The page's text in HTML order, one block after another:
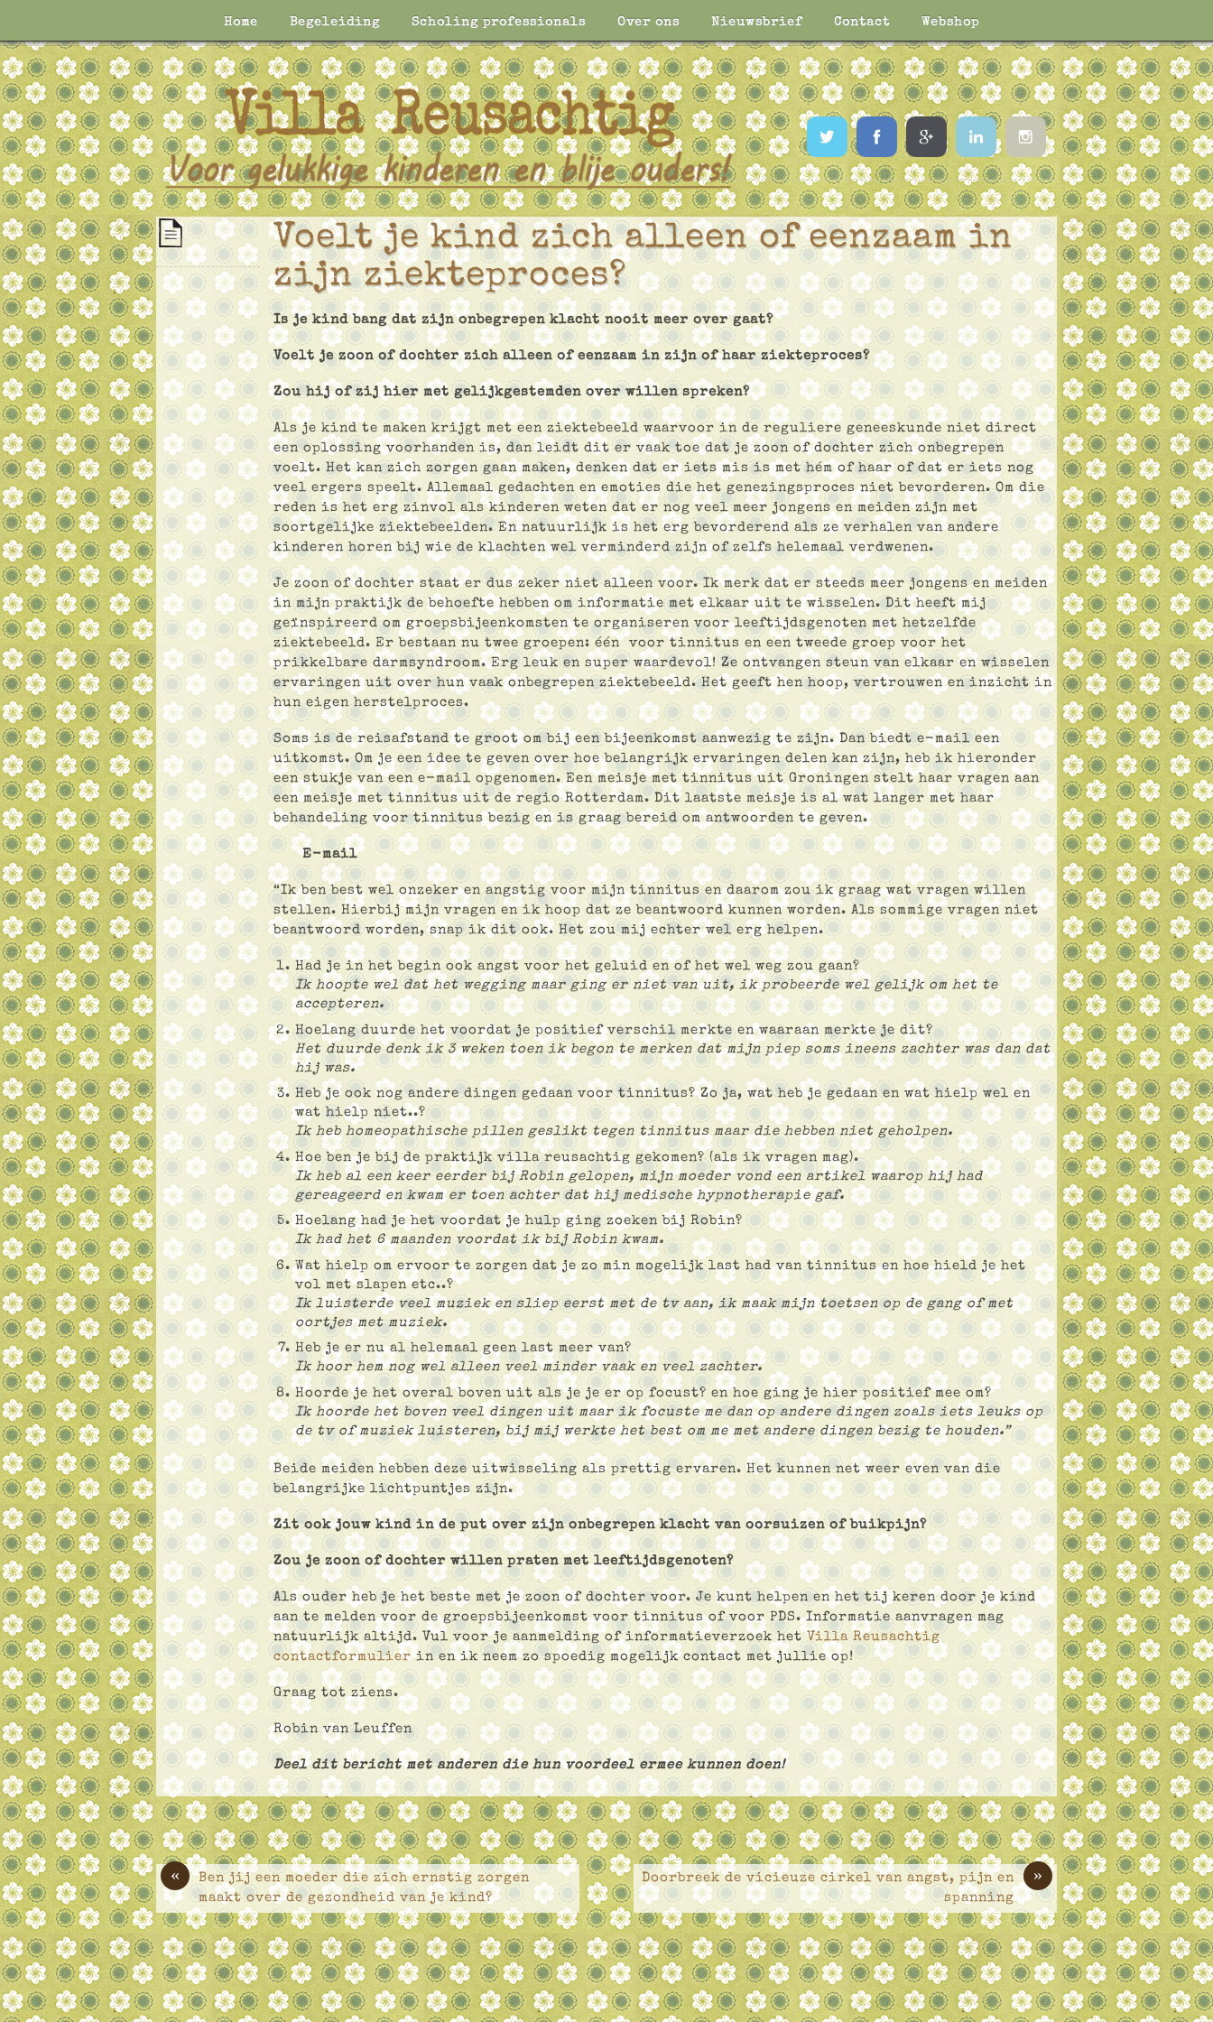
Home Begeleiding Scholing professionals Over ons Nieuwsbrief Contact Webshop
TwitterFacebookGoogleLinkedInInstagram
Voelt je kind zich alleen of eenzaam in
zijn ziekteproces?
Is je kind bang dat zijn onbegrepen klacht nooit meer over gaat?
Voelt je zoon of dochter zich alleen of eenzaam in zijn of haar ziekteproces?
Zou hij of zij hier met gelijkgestemden over willen spreken?
Als je kind te maken krijgt met een ziektebeeld waarvoor in de reguliere geneeskunde niet direct
een oplossing voorhanden is, dan leidt dit er vaak toe dat je zoon of dochter zich onbegrepen
voelt. Het kan zich zorgen gaan maken, denken dat er iets mis is met hém of haar of dat er iets nog
veel ergers speelt. Allemaal gedachten en emoties die het genezingsproces niet bevorderen. Om die
reden is het erg zinvol als kinderen weten dat er nog veel meer jongens en meiden zijn met
soortgelijke ziektebeelden. En natuurlijk is het erg bevorderend als ze verhalen van andere
kinderen horen bij wie de klachten wel verminderd zijn of zelfs helemaal verdwenen.
Je zoon of dochter staat er dus zeker niet alleen voor. Ik merk dat er steeds meer jongens en meiden
in mijn praktijk de behoefte hebben om informatie met elkaar uit te wisselen. Dit heeft mij
geïnspireerd om groepsbijeenkomsten te organiseren voor leeftijdsgenoten met hetzelfde
ziektebeeld. Er bestaan nu twee groepen: één voor tinnitus en een tweede groep voor het
prikkelbare darmsyndroom. Erg leuk en super waardevol! Ze ontvangen steun van elkaar en wisselen
ervaringen uit over hun vaak onbegrepen ziektebeeld. Het geeft hen hoop, vertrouwen en inzicht in
hun eigen herstelproces.
Soms is de reisafstand te groot om bij een bijeenkomst aanwezig te zijn. Dan biedt e-mail een
uitkomst. Om je een idee te geven over hoe belangrijk ervaringen delen kan zijn, heb ik hieronder
een stukje van een e-mail opgenomen. Een meisje met tinnitus uit Groningen stelt haar vragen aan
een meisje met tinnitus uit de regio Rotterdam. Dit laatste meisje is al wat langer met haar
behandeling voor tinnitus bezig en is graag bereid om antwoorden te geven.
E-mail
“Ik ben best wel onzeker en angstig voor mijn tinnitus en daarom zou ik graag wat vragen willen
stellen. Hierbij mijn vragen en ik hoop dat ze beantwoord kunnen worden. Als sommige vragen niet
beantwoord worden, snap ik dit ook. Het zou mij echter wel erg helpen.
Had je in het begin ook angst voor het geluid en of het wel weg zou gaan?
Ik hoopte wel dat het wegging maar ging er niet van uit, ik probeerde wel gelijk om het te
accepteren.
Hoelang duurde het voordat je positief verschil merkte en waaraan merkte je dit?
Het duurde denk ik 3 weken toen ik begon te merken dat mijn piep soms ineens zachter was dan dat
hij was.
Heb je ook nog andere dingen gedaan voor tinnitus? Zo ja, wat heb je gedaan en wat hielp wel en
wat hielp niet..?
Ik heb homeopathische pillen geslikt tegen tinnitus maar die hebben niet geholpen.
Hoe ben je bij de praktijk villa reusachtig gekomen? (als ik vragen mag).
Ik heb al een keer eerder bij Robin gelopen, mijn moeder vond een artikel waarop hij had
gereageerd en kwam er toen achter dat hij medische hypnotherapie gaf.
Hoelang had je het voordat je hulp ging zoeken bij Robin?
Ik had het 6 maanden voordat ik bij Robin kwam.
Wat hielp om ervoor te zorgen dat je zo min mogelijk last had van tinnitus en hoe hield je het
vol met slapen etc..?
Ik luisterde veel muziek en sliep eerst met de tv aan, ik maak mijn toetsen op de gang of met
oortjes met muziek.
Heb je er nu al helemaal geen last meer van?
Ik hoor hem nog wel alleen veel minder vaak en veel zachter.
Hoorde je het overal boven uit als je je er op focust? en hoe ging je hier positief mee om?
Ik hoorde het boven veel dingen uit maar ik focuste me dan op andere dingen zoals iets leuks op
de tv of muziek luisteren, bij mij werkte het best om me met andere dingen bezig te houden.”
Beide meiden hebben deze uitwisseling als prettig ervaren. Het kunnen net weer even van die
belangrijke lichtpuntjes zijn.
Zit ook jouw kind in de put over zijn onbegrepen klacht van oorsuizen of buikpijn?
Zou je zoon of dochter willen praten met leeftijdsgenoten?
Als ouder heb je het beste met je zoon of dochter voor. Je kunt helpen en het tij keren door je kind
aan te melden voor de groepsbijeenkomst voor tinnitus of voor PDS. Informatie aanvragen mag
natuurlijk altijd. Vul voor je aanmelding of informatieverzoek hetVilla Reusachtig
contactformulierin en ik neem zo spoedig mogelijk contact met jullie op!
Graag tot ziens.
Robin van Leuffen
Deel dit bericht met anderen die hun voordeel ermee kunnen doen!
«
Ben jij een moeder die zich ernstig zorgen
maakt over de gezondheid van je kind?
»
Doorbreek de vicieuze cirkel van angst, pijn en
spanning